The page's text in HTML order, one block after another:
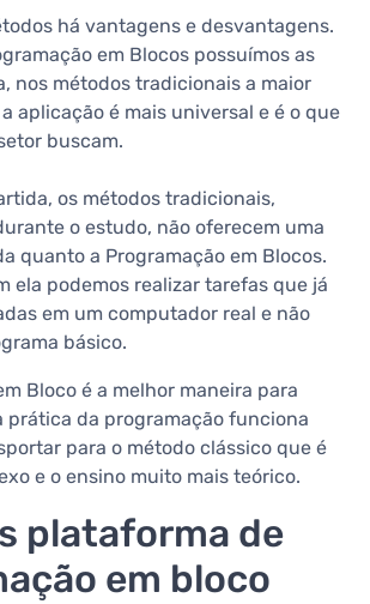
há vantagens e desvantagens.
em Blocos possuímos as
nos métodos tradicionais a maior
aplicação é mais universal e é o que
buscam.
os métodos tradicionais,
o estudo, não oferecem uma
quanto a Programação em Blocos.
ela podemos realizar tarefas que já
em um computador real e não
básico.
Bloco é a melhor maneira para
prática da programação funciona
para o método clássico que é
e o ensino muito mais teórico.
plataforma de
em bloco